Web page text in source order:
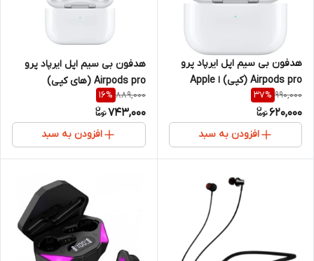
هدفون بی سیم اپل ایرپاد پرو
Airpods pro (کپی) ا Apple
AirPods Pro Wireless
Headphones
990,000
37%
620,000
افزودن به سبد
هدفون بی سیم اپل ایرپاد پرو
Airpods pro (های کپی)
889,000
16%
743,000
افزودن به سبد